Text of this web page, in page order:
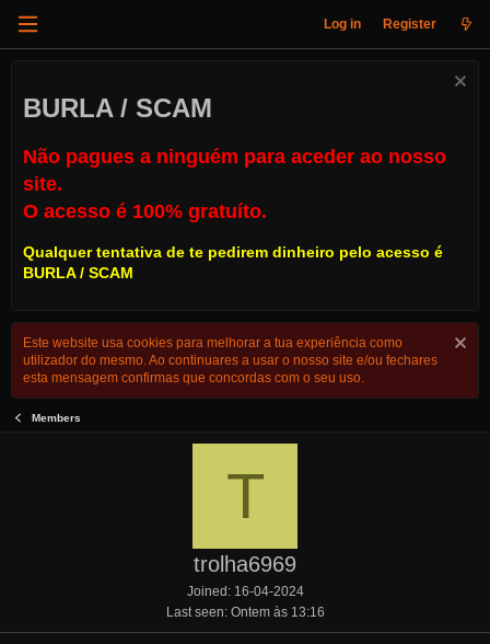
Log in Register
BURLA / SCAM
Não pagues a ninguém para aceder ao nosso
site.
O acesso é 100% gratuíto.
Qualquer tentativa de te pedirem dinheiro pelo acesso é
BURLA / SCAM
Este website usa cookies para melhorar a tua experiência como
utilizador do mesmo. Ao continuares a usar o nosso site e/ou fechares
esta mensagem confirmas que concordas com o seu uso.
Members
T
trolha6969
Joined
16-04-2024
Last seen Ontem às 13:16